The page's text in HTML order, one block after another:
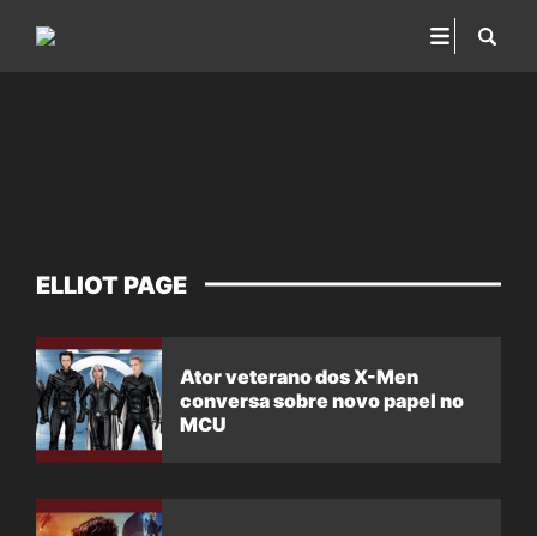
ELLIOT PAGE
Ator veterano dos X-Men
conversa sobre novo papel no
MCU